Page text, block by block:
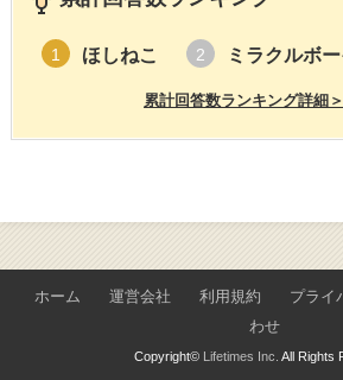
1 ほしねこ 2 ミラクルボー
累計回答数ランキング詳細
ホーム 運営会社 利用規約 プライ
わせ
Copyright© Lifetimes Inc. All Rights